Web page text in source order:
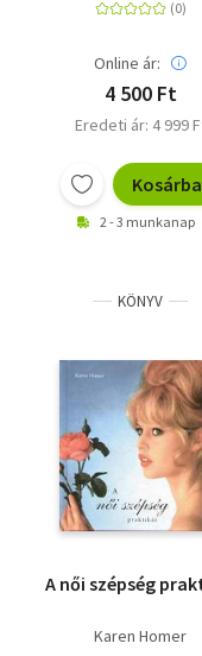
Online ár:
4 500 Ft
Eredeti ár: 4 999
Kosárba
2 - 3 munkanap
KÖNYV
A női szépség
Karen Homer